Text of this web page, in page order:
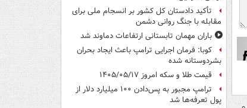
تأکید دادستان کل کشور بر انسجام ملی برای
مقابله با جنگ روانی دشمن
باران مهمان تابستانی ارتفاعات دماوند شد
کوبا: فرمان اجرایی ترامپ باعث ایجاد بحران
بشردوستانه شده
قیمت طلا و سکه امروز ۱۴۰۵/۰۵/۱۷
ترامپ مجبور به پس‌دادن ۱۰۰ میلیارد دلار از
پول تعرفه‌ها شد